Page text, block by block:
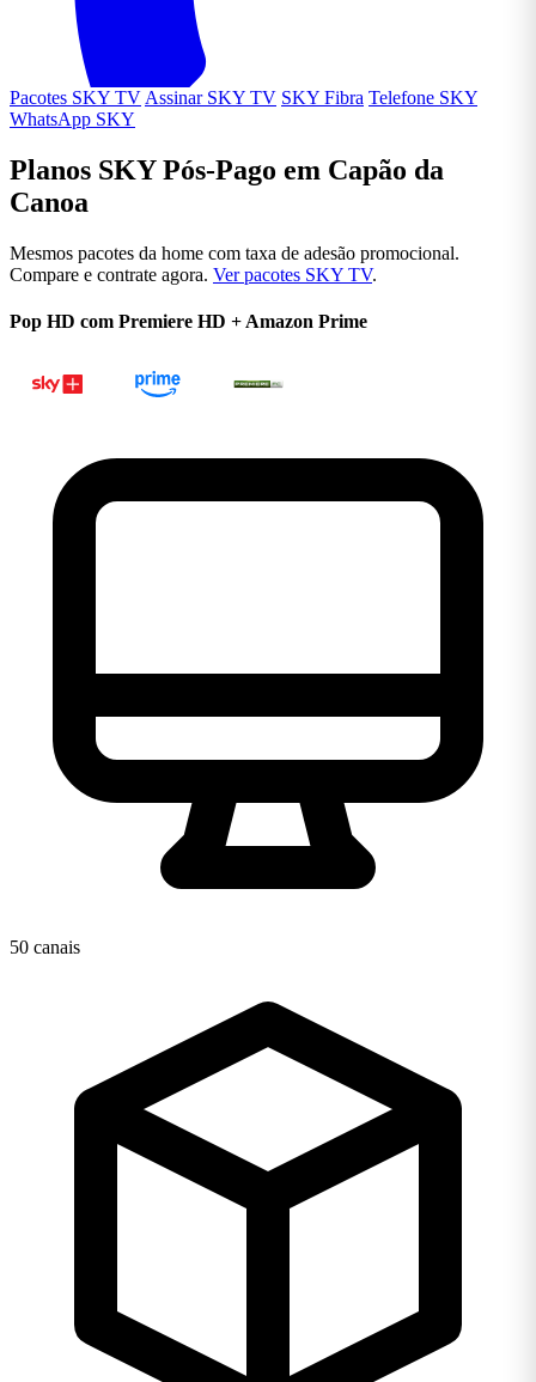
Pacotes SKY TV Assinar SKY TV SKY Fibra Telefone SKY
WhatsApp SKY
Planos SKY Pós-Pago em Capão da
Canoa
Mesmos pacotes da home com taxa de adesão promocional.
Compare e contrate agora. Ver pacotes SKY TV.
Pop HD com Premiere HD + Amazon Prime
50 canais